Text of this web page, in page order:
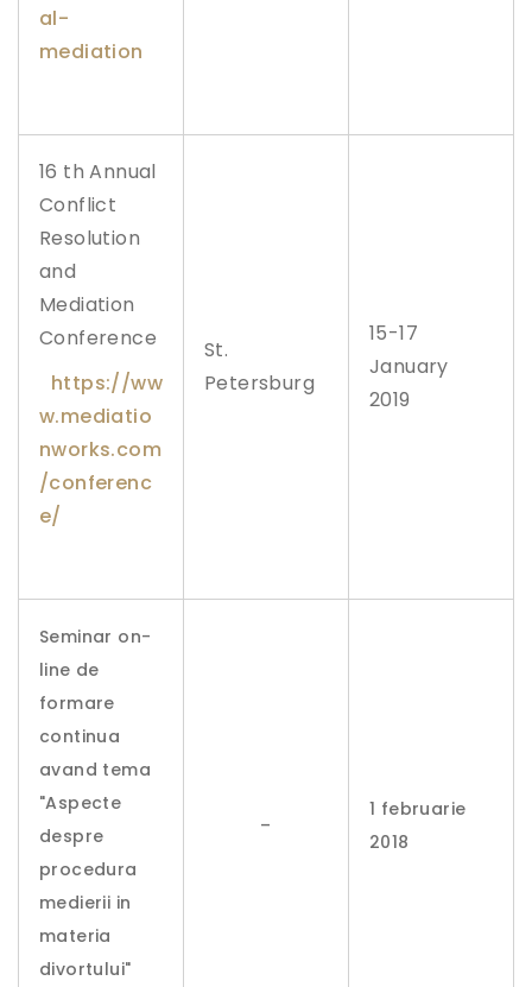
al-
mediation
16 th Annual
Conflict
Resolution
and
Mediation
Conference
https://ww
w.mediatio
nworks.com
/conferenc
e/
St.
Petersburg
15-17
January
2019
Seminar on-
line de
formare
continua
avand tema
"Aspecte
despre
procedura
medierii in
materia
divortului"
–
1 februarie
2018